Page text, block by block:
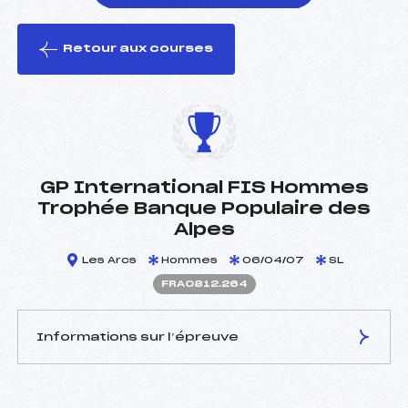
le ski
Retour aux courses
GP International FIS Hommes
Trophée Banque Populaire des
Alpes
Les Arcs Hommes 06/04/07 SL
FRA0812.264
Informations sur l’épreuve